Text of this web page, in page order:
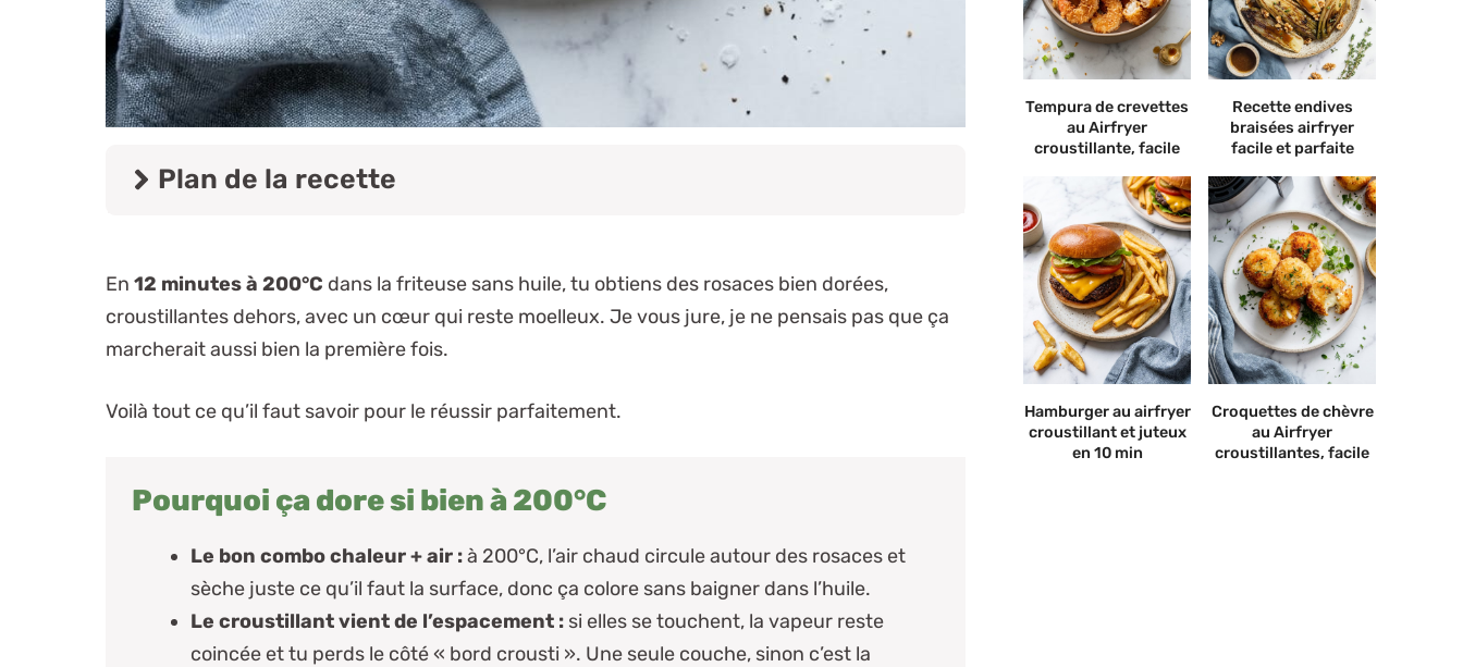
Plan de la recette
En 12 minutes à 200°C dans la friteuse sans huile, tu obtiens des rosaces bien dorées,
croustillantes dehors, avec un cœur qui reste moelleux. Je vous jure, je ne pensais pas que ça
marcherait aussi bien la première fois.
Voilà tout ce qu’il faut savoir pour le réussir parfaitement.
Pourquoi ça dore si bien à 200°C
Le bon combo chaleur + air :à 200°C, l’air chaud circule autour des rosaces et
sèche juste ce qu’il faut la surface, donc ça colore sans baigner dans l’huile.
Le croustillant vient de l’espacement : si elles se touchent, la vapeur reste
coincée et tu perds le côté « bord crousti ». Une seule couche, sinon c’est la
Tempura de crevettes
au Airfryer
croustillante, facile
Recette endives
braisées airfryer
facile et parfaite
Hamburger au airfryer
croustillant et juteux
en 10 min
Croquettes de chèvre
au Airfryer
croustillantes, facile